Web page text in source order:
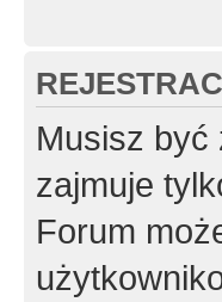
Musisz być
zajmuje
Forum